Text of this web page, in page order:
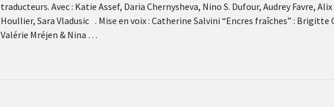
traducteurs. Avec : Katie Assef, Daria Chernysheva, Nino S. Dufour, Audrey Favre, Alix
Houllier, Sara Vladusic . Mise en voix : Catherine Salvini “Encres fraîches” : Brigitte
Valérie Mréjen & Nina …